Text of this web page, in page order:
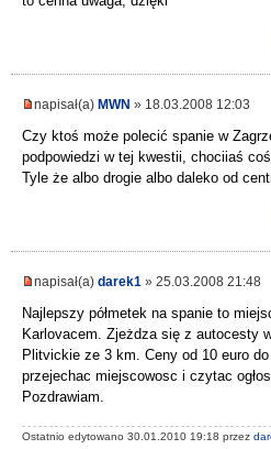
napisał(a) MWN » 18.03.2008 12:03
Czy ktoś może polecić spanie w
podpowiedzi w tej kwestii, chociiaś
Tyle że albo drogie albo daleko od
napisał(a) darek1 » 25.03.2008 21:48
Najlepszy półmetek na spanie to
Karlovacem. Zjeżdza się z autocesty
Plitvickie ze 3 km. Ceny od 10 euro
przejechac miejscowosc i czytac
Pozdrawiam.
Ostatnio edytowano 30.01.2010 19:18 przez